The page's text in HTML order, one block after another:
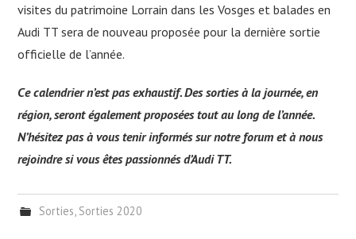
visites du patrimoine Lorrain dans les Vosges et balades en
Audi TT sera de nouveau proposée pour la dernière sortie
officielle de l’année.
Ce calendrier n’est pas exhaustif. Des sorties à la journée, en
région, seront également proposées tout au long de l’année.
N’hésitez pas à vous tenir informés sur notre forum et à nous
rejoindre si vous êtes passionnés d’Audi TT.
Sorties, Sorties 2020